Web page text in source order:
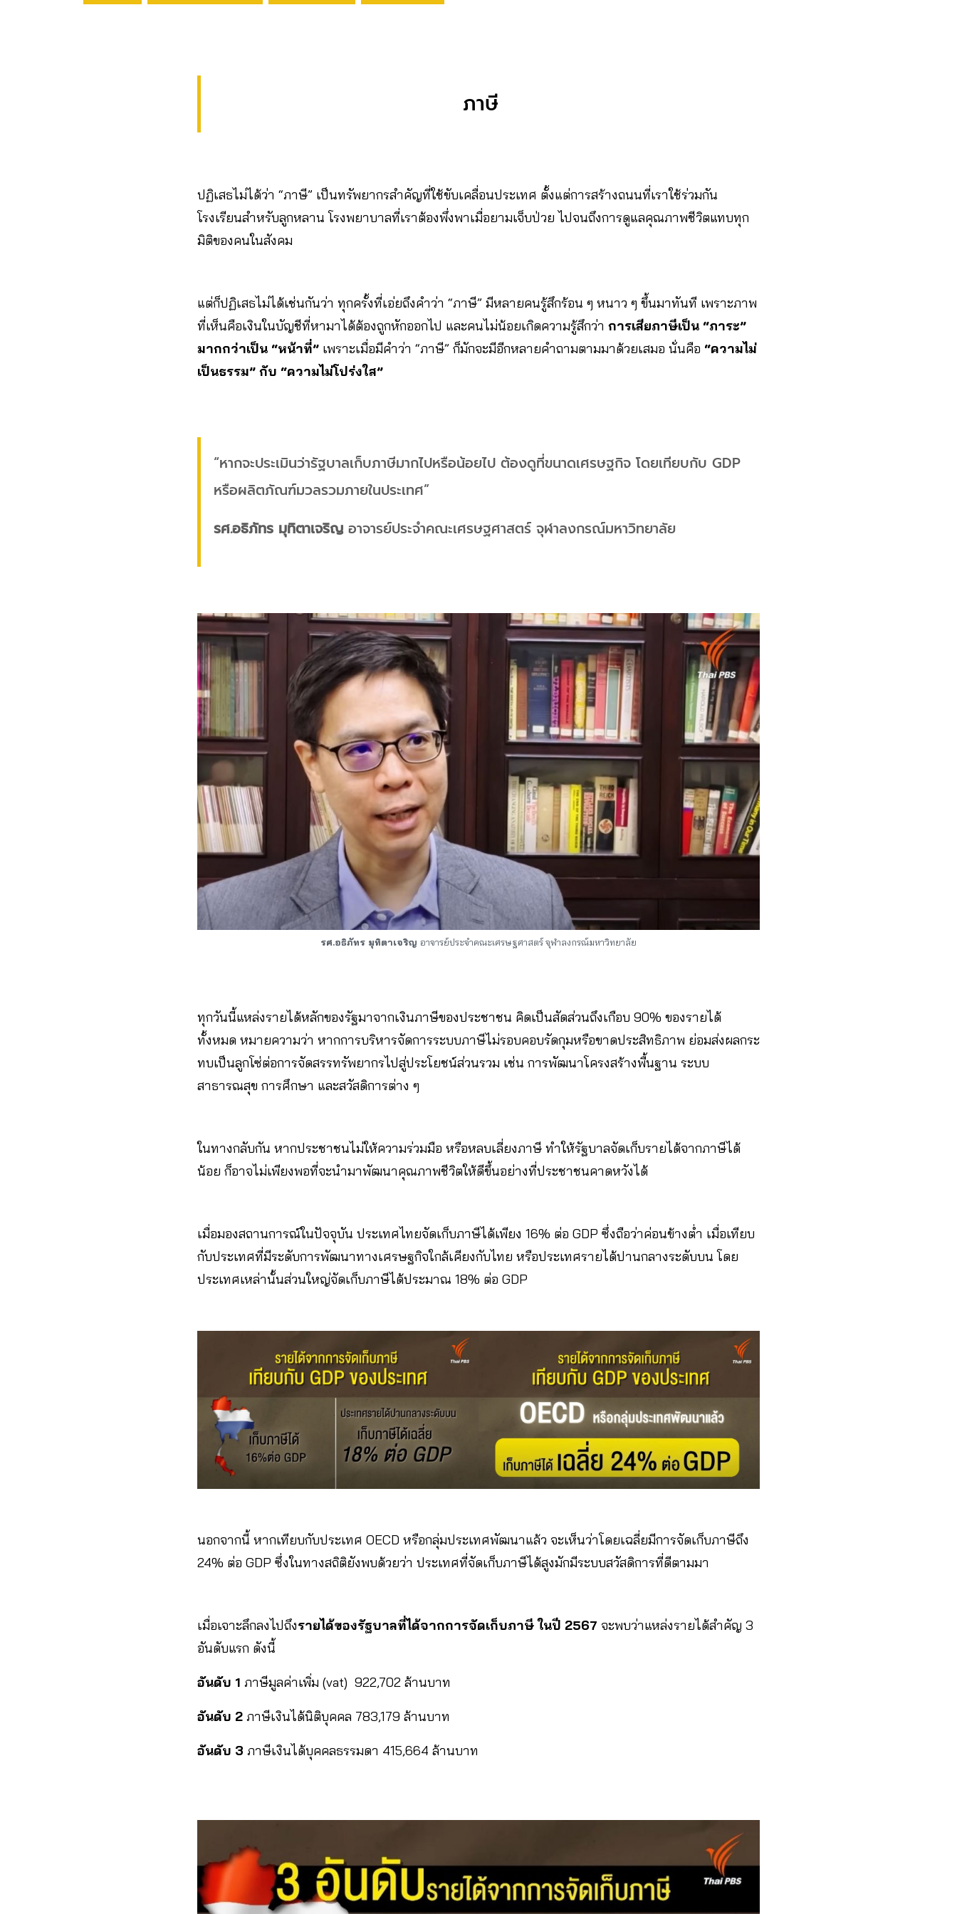
ภาษี
ปฏิเสธไม่ได้ว่า “ภาษี” เป็นทรัพยากรสำคัญที่ใช้ขับเคลื่อนประเทศ ตั้งแต่การสร้างถนนที่เราใช้ร่วมกัน
โรงเรียนสำหรับลูกหลาน โรงพยาบาลที่เราต้องพึ่งพาเมื่อยามเจ็บป่วย ไปจนถึงการดูแลคุณภาพชีวิตแทบทุก
มิติของคนในสังคม
แต่ก็ปฏิเสธไม่ได้เช่นกันว่า ทุกครั้งที่เอ่ยถึงคำว่า “ภาษี” มีหลายคนรู้สึกร้อน ๆ หนาว ๆ ขึ้นมาทันที เพราะภาพ
ที่เห็นคือเงินในบัญชีที่หามาได้ต้องถูกหักออกไป และคนไม่น้อยเกิดความรู้สึกว่า การเสียภาษีเป็น “ภาระ”
มากกว่าเป็น “หน้าที่” เพราะเมื่อมีคำว่า “ภาษี” ก็มักจะมีอีกหลายคำถามตามมาด้วยเสมอ นั่นคือ “ความไม่
เป็นธรรม” กับ “ความไม่โปร่งใส”
“หากจะประเมินว่ารัฐบาลเก็บภาษีมากไปหรือน้อยไป ต้องดูที่ขนาดเศรษฐกิจ โดยเทียบกับ GDP
หรือผลิตภัณฑ์มวลรวมภายในประเทศ”
รศ.อธิภัทร มุทิตาเจริญ อาจารย์ประจำคณะเศรษฐศาสตร์ จุฬาลงกรณ์มหาวิทยาลัย
รศ.อธิภัทร มุทิตาเจริญ อาจารย์ประจำคณะเศรษฐศาสตร์ จุฬาลงกรณ์มหาวิทยาลัย
ทุกวันนี้แหล่งรายได้หลักของรัฐมาจากเงินภาษีของประชาชน คิดเป็นสัดส่วนถึงเกือบ 90% ของรายได้
ทั้งหมด หมายความว่า หากการบริหารจัดการระบบภาษีไม่รอบคอบรัดกุมหรือขาดประสิทธิภาพ ย่อมส่งผลกระ
ทบเป็นลูกโซ่ต่อการจัดสรรทรัพยากรไปสู่ประโยชน์ส่วนรวม เช่น การพัฒนาโครงสร้างพื้นฐาน ระบบ
สาธารณสุข การศึกษา และสวัสดิการต่าง ๆ
ในทางกลับกัน หากประชาชนไม่ให้ความร่วมมือ หรือหลบเลี่ยงภาษี ทำให้รัฐบาลจัดเก็บรายได้จากภาษีได้
น้อย ก็อาจไม่เพียงพอที่จะนำมาพัฒนาคุณภาพชีวิตให้ดีขึ้นอย่างที่ประชาชนคาดหวังได้
เมื่อมองสถานการณ์ในปัจจุบัน ประเทศไทยจัดเก็บภาษีได้เพียง 16% ต่อ GDP ซึ่งถือว่าค่อนข้างต่ำ เมื่อเทียบ
กับประเทศที่มีระดับการพัฒนาทางเศรษฐกิจใกล้เคียงกับไทย หรือประเทศรายได้ปานกลางระดับบน โดย
ประเทศเหล่านั้นส่วนใหญ่จัดเก็บภาษีได้ประมาณ 18% ต่อ GDP
นอกจากนี้ หากเทียบกับประเทศ OECD หรือกลุ่มประเทศพัฒนาแล้ว จะเห็นว่าโดยเฉลี่ยมีการจัดเก็บภาษีถึง
24% ต่อ GDP ซึ่งในทางสถิติยังพบด้วยว่า ประเทศที่จัดเก็บภาษีได้สูงมักมีระบบสวัสดิการที่ดีตามมา
เมื่อเจาะลึกลงไปถึงรายได้ของรัฐบาลที่ได้จากการจัดเก็บภาษี ในปี 2567 จะพบว่าแหล่งรายได้สำคัญ 3
อันดับแรก ดังนี้
อันดับ 1 ภาษีมูลค่าเพิ่ม (vat) 922,702 ล้านบาท
อันดับ 2 ภาษีเงินได้นิติบุคคล 783,179 ล้านบาท
อันดับ 3 ภาษีเงินได้บุคคลธรรมดา 415,664 ล้านบาท